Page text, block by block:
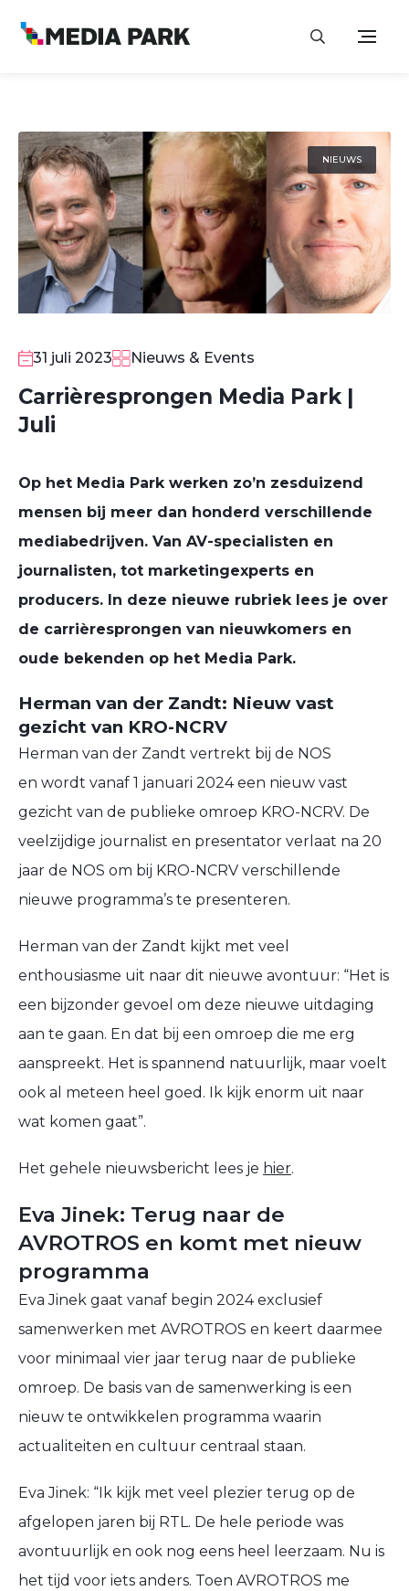
NIEUWS
31 juli 2023 Nieuws & Events
Carrièresprongen Media Park |
Juli
Op het Media Park werken zo’n zesduizend
mensen bij meer dan honderd verschillende
mediabedrijven. Van AV-specialisten en
journalisten, tot marketingexperts en
producers. In deze nieuwe rubriek lees je over
de carrièresprongen van nieuwkomers en
oude bekenden op het Media Park.
Herman van der Zandt: Nieuw vast
gezicht van KRO-NCRV
Herman van der Zandt vertrekt bij de NOS
en wordt vanaf 1 januari 2024 een nieuw vast
gezicht van de publieke omroep KRO-NCRV. De
veelzijdige journalist en presentator verlaat na 20
jaar de NOS om bij KRO-NCRV verschillende
nieuwe programma’s te presenteren.
Herman van der Zandt kijkt met veel
enthousiasme uit naar dit nieuwe avontuur: “Het is
een bijzonder gevoel om deze nieuwe uitdaging
aan te gaan. En dat bij een omroep die me erg
aanspreekt. Het is spannend natuurlijk, maar voelt
ook al meteen heel goed. Ik kijk enorm uit naar
wat komen gaat”.
Het gehele nieuwsbericht lees je hier.
Eva Jinek: Terug naar de
AVROTROS en komt met nieuw
programma
Eva Jinek gaat vanaf begin 2024 exclusief
samenwerken met AVROTROS en keert daarmee
voor minimaal vier jaar terug naar de publieke
omroep. De basis van de samenwerking is een
nieuw te ontwikkelen programma waarin
actualiteiten en cultuur centraal staan.
Eva Jinek: “Ik kijk met veel plezier terug op de
afgelopen jaren bij RTL. De hele periode was
avontuurlijk en ook nog eens heel leerzaam. Nu is
het tijd voor iets anders. Toen AVROTROS me